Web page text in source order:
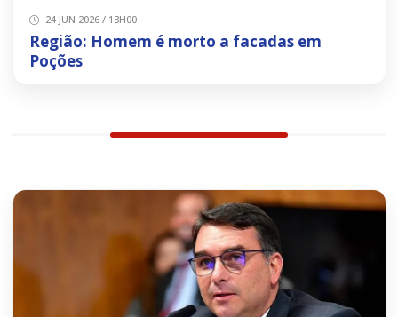
24 JUN 2026 / 13H00
Região: Homem é morto a facadas em
Poções